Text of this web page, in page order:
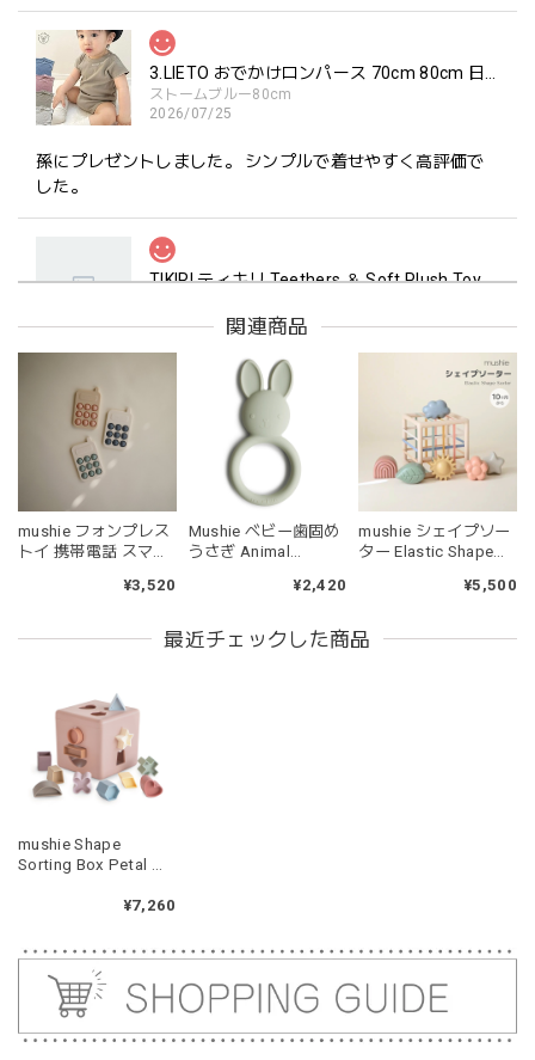
3.LIETO おでかけロンパース 70cm 80cm 日本製 スリーリエート
ストームブルー80cm
2026/07/25
孫にプレゼントしました。 シンプルで着せやすく高評価で
した。
TIKIRI ティキリ Teethers ＆ Soft Plush Toy Alvin ぞう 歯固め＆ぬいぐるみセット
2026/06/18
2026/06/17
kawaii&born | ハート型 歯固めリング シリコン
2026/04/24
持ちやすいようで今持ってるおもちゃの中で1番長く握って
ても可愛いです。また、シリコン製なので哺乳瓶と一緒に洗
ったり除菌できたり常に清潔に保てるのも嬉しいです。
2026/04/24
耳の部分が咥えやすいようでよく遊んでいます。木の部分は
ますが、見た目が可愛くて満足です。
関連商品
mushie フォンプレス
トイ 携帯電話 スマホ
プチ ムシエ Phone
¥3,520
Mushie ベビー歯固め
うさぎ Animal
ーサー Bunny ムシエ
¥2,420
mushie シェイプソー
ター Elastic Shape
¥5,500
最近チェックした商品
mushie Shape
Sorting Box Petal シ
ボックス ピンク 型は
¥7,260